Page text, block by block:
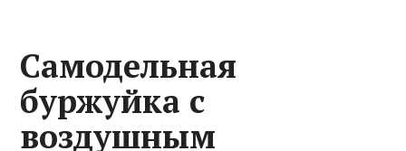
Самодельная
буржуйка с
воздушным